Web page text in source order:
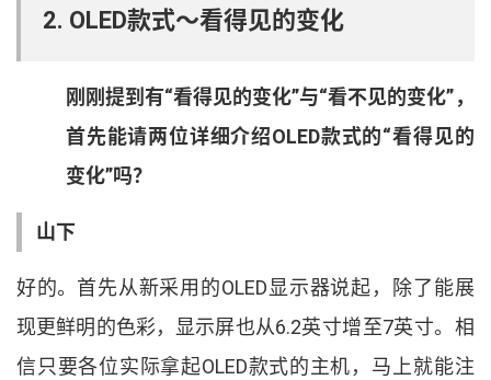
2. OLED款式～看得见的变化
刚刚提到有“看得见的变化”与“看不见的变化”，
首先能请两位详细介绍OLED款式的“看得见的
变化”吗？
山下
好的。 首先从新采用的OLED显示器说起，
除了能展
现更鲜明的色彩， 显示屏也从6.2英寸增至7英寸。 相
信只要各位实际拿起OLED款式的主机， 马上就能注